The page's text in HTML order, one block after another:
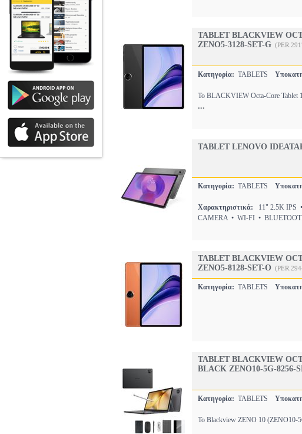
TABLET BLACKVIEW
ZENO5-3128-SET-G
Κατηγορία: TABLETS
Το BLACKVIEW Octa-Core Tablet
...
TABLET LENOVO
Κατηγορία: TABLETS
Χαρακτηριστικά: 11" 2.5K IPS
CAMERA • WI-FI •
TABLET BLACKVIEW
ZENO5-8128-SET-O
Κατηγορία: TABLETS
TABLET BLACKVIEW
BLACK ZENO10-5G-8256-
Κατηγορία: TABLETS
Το Blackview ZENO 10 (ZENO10-